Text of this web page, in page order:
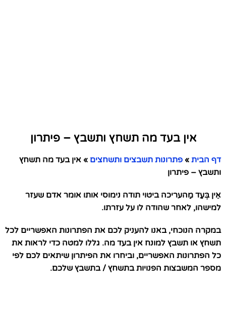
אין בעד מה תשחץ ותשבץ – פיתרון
דף הבית » פתרונות תשבצים ותשחצים » אין בעד מה תשחץ
ותשבץ – פיתרון
אֵין בְּעַד מַהעריכה ביטוי תודה נימוסי אותו אומר אדם שעזר
למישהו, לאחר שהודה לו על עזרתו.
במקרה הנוכחי, באנו להעניק לכם את הפתרונות האפשריים לכל
תשחץ או תשבץ למונח אין בעד מה. גללו למטה כדי לראות את
כל הפתרונות האפשריים, וביחרו את הפיתרון שיתאים לכם לפי
מספר המשבצות הפנויות בתשחץ / בתשבץ שלכם.